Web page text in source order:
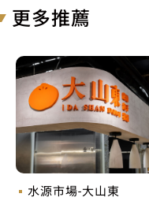
更多推薦
水源市場-大山東